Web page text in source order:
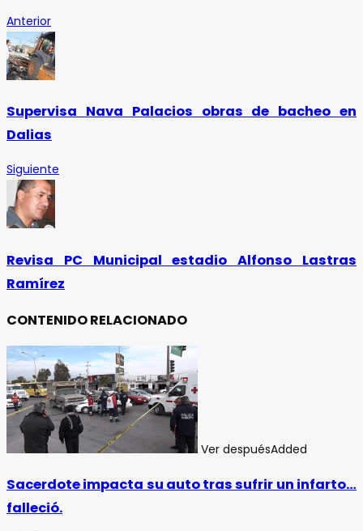
Anterior
Supervisa Nava Palacios obras de bacheo en
Dalias
Siguiente
Revisa PC Municipal estadio Alfonso Lastras
Ramírez
CONTENIDO RELACIONADO
Ver despuésAdded
Sacerdote impacta su auto tras sufrir un infarto…
falleció.